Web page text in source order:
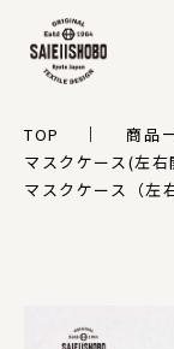
TOP 商品
マスクケース(左
マスクケース（